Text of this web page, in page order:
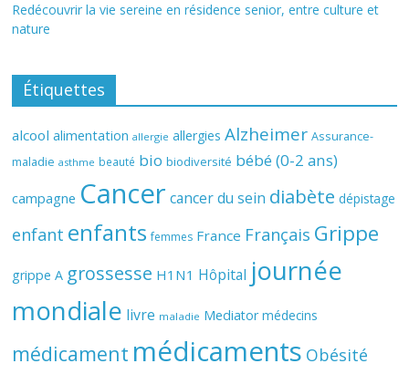
Redécouvrir la vie sereine en résidence senior, entre culture et
nature
Étiquettes
alcool alimentation allergie allergies Alzheimer Assurance-
maladie asthme beauté bio biodiversité bébé (0-2 ans)
campagne Cancer cancer du sein diabète dépistage
enfant enfants femmes France Français Grippe
grippe A grossesse H1N1 Hôpital journée
mondiale livre maladie Mediator médecins
médicament médicaments Obésité